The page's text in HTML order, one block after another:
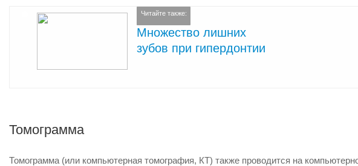
Читайте также:
Множество лишних
зубов при гипердонтии
Томограмма
Томограмма (или компьютерная томография, КТ) также проводится на